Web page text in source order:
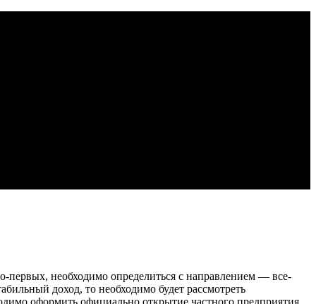
первых, необходимо определиться с направлением — все-
доход, то необходимо будет рассмотреть
оформить официально открытие частного предприятия